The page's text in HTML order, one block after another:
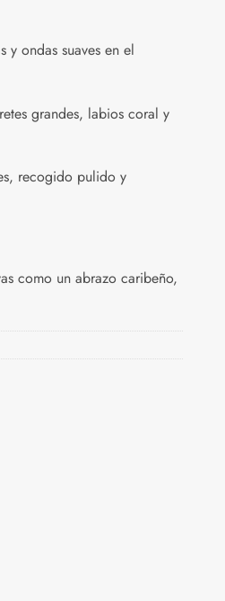
y ondas suaves en el
grandes, labios coral y
recogido pulido y
como un abrazo caribeño,